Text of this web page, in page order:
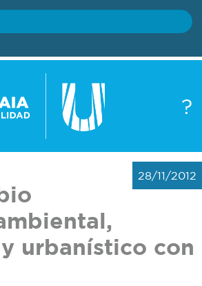
?
28/11/2012
urbanístico con